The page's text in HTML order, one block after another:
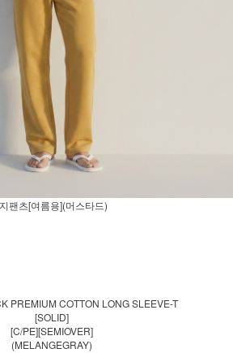
팬츠[여름용](머스타드)
PREMIUM COTTON LONG SLEEVE-T
[SOLID]
[C/PE][SEMIOVER]
(MELANGEGRAY)